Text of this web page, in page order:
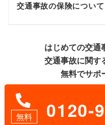
交通事故の保険について
はじめての交通
交通事故に関す
無料でサポ
無料 0120-